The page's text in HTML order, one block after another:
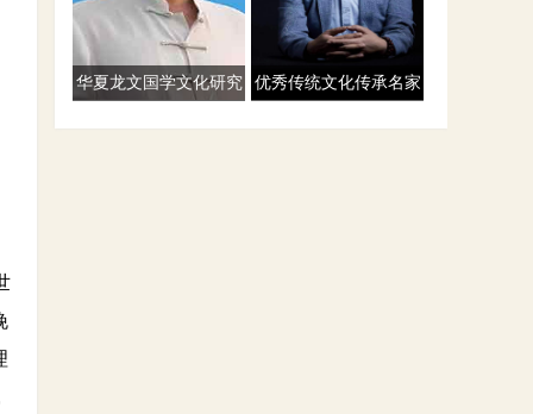
华夏龙文国学文化研究
优秀传统文化传承名家